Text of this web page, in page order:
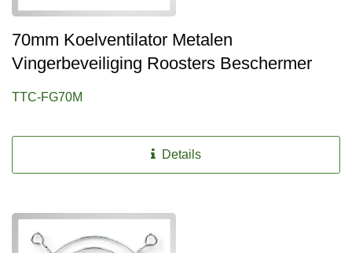
70mm Koelventilator Metalen
Vingerbeveiliging Roosters Beschermer
TTC-FG70M
Details